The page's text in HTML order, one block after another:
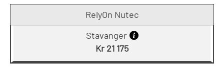
RelyOn Nutec
Stavanger
Kr 21 175